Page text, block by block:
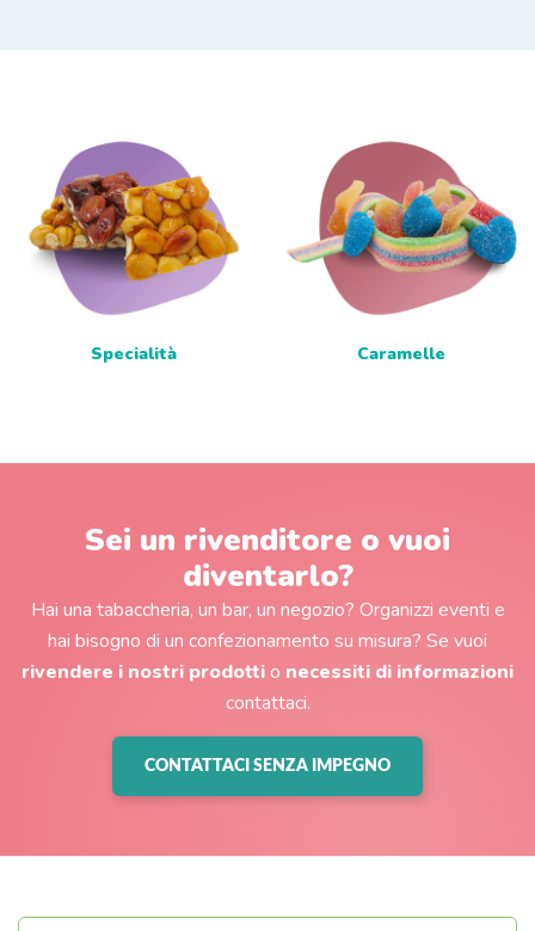
Specialità Caramelle
Sei un rivenditore o vuoi
diventarlo?
Hai una tabaccheria, un bar, un negozio? Organizzi eventi e
hai bisogno di un confezionamento su misura? Se vuoi
rivendere i nostri prodottio necessiti di informazioni
contattaci.
CONTATTACI SENZA IMPEGNO